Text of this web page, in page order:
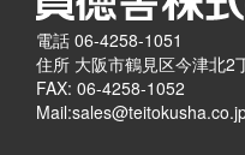
電話 06-4258-1051
住所 大阪市鶴見区今津北2
FAX: 06-4258-1052
Mail: